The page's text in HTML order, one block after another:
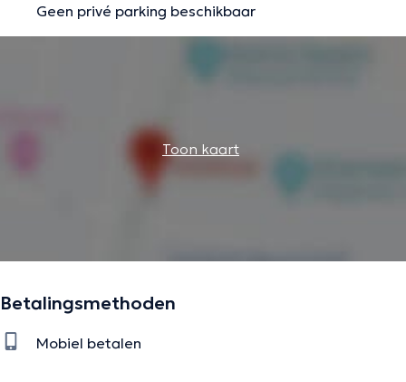
Geen privé parking beschikbaar
Toon kaart
Betalingsmethoden
Mobiel betalen